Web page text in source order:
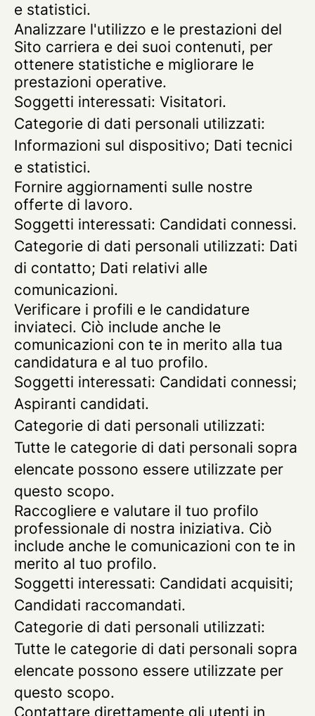
e statistici.
Analizzare l'utilizzo e le prestazioni del
Sito carriera e dei suoi contenuti, per
ottenere statistiche e migliorare le
prestazioni operative.
Soggetti interessati: Visitatori.
Categorie di dati personali utilizzati:
Informazioni sul dispositivo; Dati tecnici
e statistici.
Fornire aggiornamenti sulle nostre
offerte di lavoro.
Soggetti interessati: Candidati connessi.
Categorie di dati personali utilizzati: Dati
di contatto; Dati relativi alle
comunicazioni.
Verificare i profili e le candidature
inviateci. Ciò include anche le
comunicazioni con te in merito alla tua
candidatura e al tuo profilo.
Soggetti interessati: Candidati connessi;
Aspiranti candidati.
Categorie di dati personali utilizzati:
Tutte le categorie di dati personali sopra
elencate possono essere utilizzate per
questo scopo.
Raccogliere e valutare il tuo profilo
professionale di nostra iniziativa. Ciò
include anche le comunicazioni con te in
merito al tuo profilo.
Soggetti interessati: Candidati acquisiti;
Candidati raccomandati.
Categorie di dati personali utilizzati:
Tutte le categorie di dati personali sopra
elencate possono essere utilizzate per
questo scopo.
Contattare direttamente gli utenti in